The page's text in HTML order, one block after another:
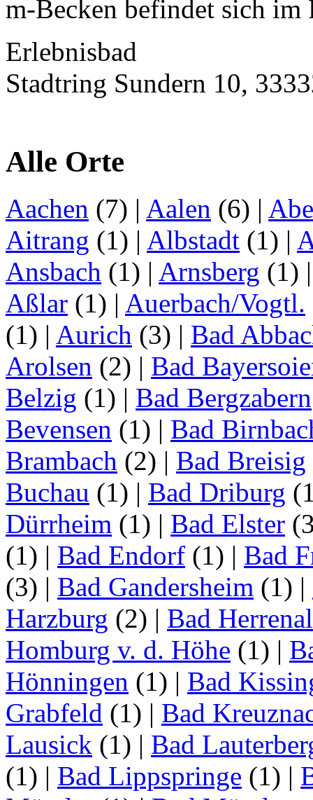
m-Becken befindet sich im
Erlebnisbad
Stadtring Sundern 10,
Alle Orte
Aachen (7) | Aalen (6) |
Aitrang (1) | Albstadt (1) |
Ansbach (1) | Arnsberg (1)
Aßlar (1) | Auerbach/Vogtl.
(1) | Aurich (3) | Bad
Arolsen (2) | Bad
Belzig (1) | Bad Bergzabern
Bevensen (1) | Bad
Brambach (2) | Bad Breisig
Buchau (1) | Bad Driburg
Dürrheim (1) | Bad Elster
(1) | Bad Endorf (1) | Bad
(3) | Bad Gandersheim (1) |
Harzburg (2) | Bad
Homburg v. d. Höhe (1) |
Hönningen (1) | Bad
Grabfeld (1) | Bad
Lausick (1) | Bad
(1) | Bad Lippspringe (1) |